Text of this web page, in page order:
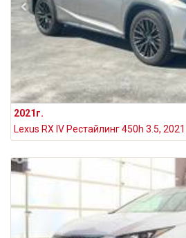
2021г.
Lexus RX IV Рестайлинг 450h 3.5, 2021